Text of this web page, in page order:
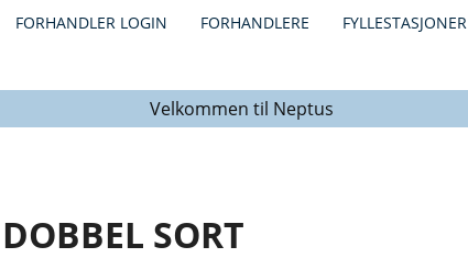
FORHANDLER LOGIN FORHANDLERE FYLLESTASJONER
Velkommen til Neptus
SORT